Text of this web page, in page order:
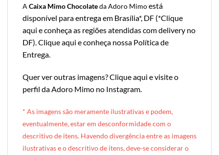
A Caixa Mimo Chocolateda Adoro Mimoestá
disponível para entrega em Brasília*, DF (*Clique
aqui e conheça as regiões atendidas com delivery no
DF). Clique aqui e conheça nossa Política de
Entrega
Quer ver outras imagens?Clique aqui e visite o
perfil da Adoro Mimo no Instagram
* As imagens são meramente ilustrativas e podem,
eventualmente, estar em desconformidade com o
descritivo de itens. Havendo divergência entre as imagens
ilustrativas e o descritivo de itens, deve-se considerar o